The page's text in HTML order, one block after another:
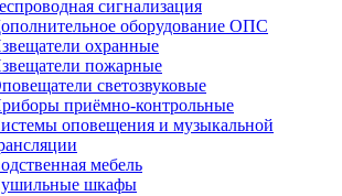
сигнализация
оборудование ОПС
охранные
пожарные
светозвуковые
приёмно-контрольные
оповещения и музыкальной
мебель
шкафы